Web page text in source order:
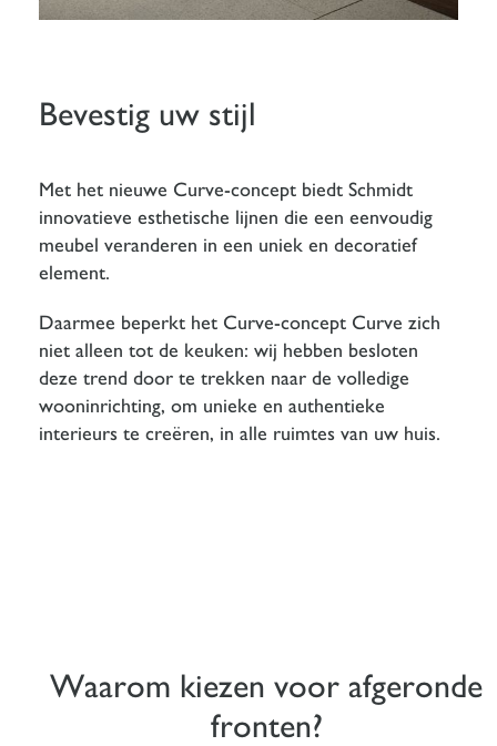
Bevestig uw stijl
Met het nieuwe Curve-concept biedt Schmidt
innovatieve esthetische lijnen die een eenvoudig
meubel veranderen in een uniek en decoratief
element.
Daarmee beperkt het Curve-concept Curve zich
niet alleen tot de keuken: wij hebben besloten
deze trend door te trekken naar de volledige
wooninrichting, om unieke en authentieke
interieurs te creëren, in alle ruimtes van uw huis.
Waarom kiezen voor afgeronde
fronten?